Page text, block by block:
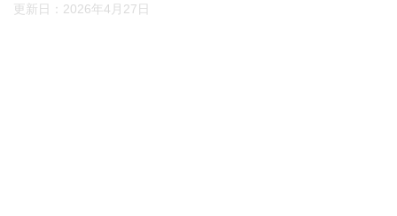
更新日： 2026年4月27日